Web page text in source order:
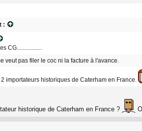
:
CG.................
veut pas filer le coc ni la facture à l'avance.
importateurs historiques de Caterham en France.
historique de Caterham en France ?